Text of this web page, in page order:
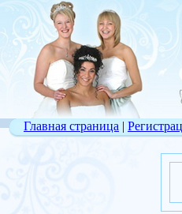
Главная страница |